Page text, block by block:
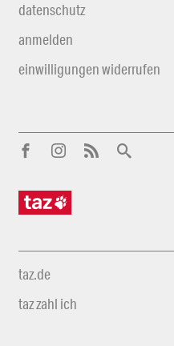
datenschutz
anmelden
einwilligungen widerrufen
taz.de
taz zahl ich